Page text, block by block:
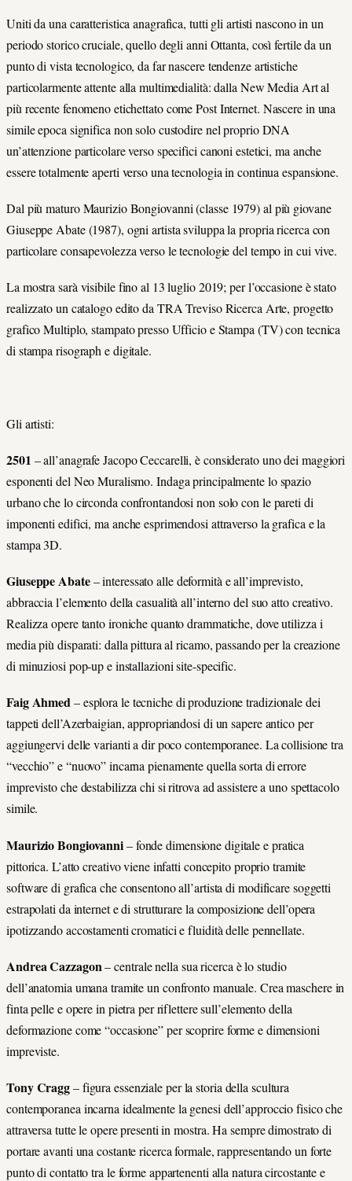
Uniti da una caratteristica anagrafica, tutti gli artisti nascono in un
periodo storico cruciale, quello degli anni Ottanta, così fertile da un
punto di vista tecnologico, da far nascere tendenze artistiche
particolarmente attente alla multimedialità: dalla New Media Art al
più recente fenomeno etichettato come Post Internet. Nascere in una
simile epoca significa non solo custodire nel proprio DNA
un’attenzione particolare verso specifici canoni estetici, ma anche
essere totalmente aperti verso una tecnologia in continua espansione.
Dal più maturo Maurizio Bongiovanni (classe 1979) al più giovane
Giuseppe Abate (1987), ogni artista sviluppa la propria ricerca con
particolare consapevolezza verso le tecnologie del tempo in cui vive.
La mostra sarà visibile fino al 13 luglio 2019; per l’occasione è stato
realizzato un catalogo edito da TRA Treviso Ricerca Arte, progetto
grafico Multiplo, stampato presso Ufficio e Stampa (TV) con tecnica
di stampa risograph e digitale.
Gli artisti:
2501 – all’anagrafe Jacopo Ceccarelli, è considerato uno dei maggiori
esponenti del Neo Muralismo. Indaga principalmente lo spazio
urbano che lo circonda confrontandosi non solo con le pareti di
imponenti edifici, ma anche esprimendosi attraverso la grafica e la
stampa 3D.
Giuseppe Abate– interessato alle deformità e all’imprevisto,
abbraccia l’elemento della casualità all’interno del suo atto creativo.
Realizza opere tanto ironiche quanto drammatiche, dove utilizza i
media più disparati: dalla pittura al ricamo, passando per la creazione
di minuziosi pop-up e installazioni site-specific.
Faig Ahmed– esplora le tecniche di produzione tradizionale dei
tappeti dell’Azerbaigian, appropriandosi di un sapere antico per
aggiungervi delle varianti a dir poco contemporanee. La collisione tra
“vecchio” e “nuovo” incarna pienamente quella sorta di errore
imprevisto che destabilizza chi si ritrova ad assistere a uno spettacolo
simile.
Maurizio Bongiovanni– fonde dimensione digitale e pratica
pittorica. L’atto creativo viene infatti concepito proprio tramite
software di grafica che consentono all’artista di modificare soggetti
estrapolati da internet e di strutturare la composizione dell’opera
ipotizzando accostamenti cromatici e fluidità delle pennellate.
Andrea Cazzagon– centrale nella sua ricerca è lo studio
dell’anatomia umana tramite un confronto manuale. Crea maschere in
finta pelle e opere in pietra per riflettere sull’elemento della
deformazione come “occasione” per scoprire forme e dimensioni
impreviste.
Tony Cragg– figura essenziale per la storia della scultura
contemporanea incarna idealmente la genesi dell’approccio fisico che
attraversa tutte le opere presenti in mostra. Ha sempre dimostrato di
portare avanti una costante ricerca formale, rappresentando un forte
punto di contatto tra le forme appartenenti alla natura circostante e